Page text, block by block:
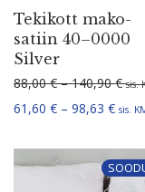
Tekikott mako-
satiin 40–0000
Silver
88,00€ – 140,90€ sis.
61,60 € – 98,63 € sis.